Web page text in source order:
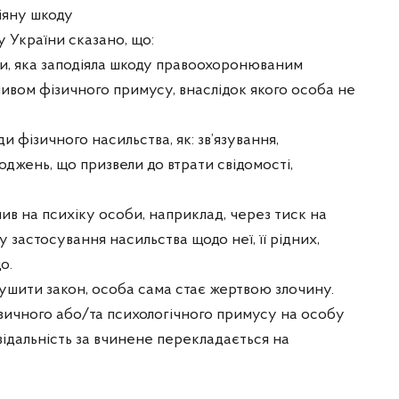
шкоду
України сказано, що:
яка заподіяла шкоду правоохоронюваним
фізичного примусу, внаслідок якого особа не
насильства, як: зв’язування,
що призвели до втрати свідомості,
на психіку особи, наприклад, через тиск на
насильства щодо неї, її рідних,
закон, особа сама стає жертвою злочину.
або/та психологічного примусу на особу
за вчинене перекладається на